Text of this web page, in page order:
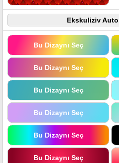
Ekskuliziv
Bu Dizaynı Seç
Bu Dizaynı Seç
Bu Dizaynı Seç
Bu Dizaynı Seç
Bu Dizaynı Seç
Bu Dizaynı Seç